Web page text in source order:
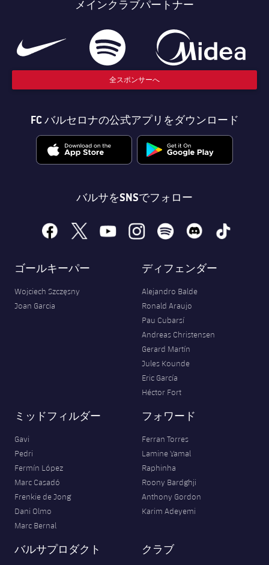
スケジュール
チケット
結果
バルサAtlètic
スケジュール
チケット
PLUSICON
LABEL.ARIA.PLUS
チケット
結果
PLUSICON
LABEL.ARIA.PLUS
トップチーム
plusicon
label.aria.plus
チケット
結果
順位表
トップチーム
スケジュール
チケット
結果
トップチーム
plusicon
label.aria.plus
スケジュール
メインクラブパートナー
全スポンサーへ
FC バルセロナの公式アプリをダウンロード
バルサをSNSでフォロー
facebook
x youtubeinstagramspotify discord tiktok
ゴールキーパー
Wojciech Szczęsny
Joan Garcia
ディフェンダー
Alejandro Balde
Ronald Araujo
Pau Cubarsí
Andreas Christensen
Gerard Martín
Jules Kounde
Eric García
Héctor Fort
ミッドフィルダー
Gavi
Pedri
Fermín López
Marc Casadó
Frenkie de Jong
Dani Olmo
Marc Bernal
フォワード
Ferran Torres
Lamine Yamal
Raphinha
Roony Bardghji
Anthony Gordon
Karim Adeyemi
バルサプロダクト クラブ